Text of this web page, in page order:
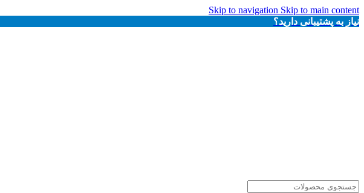
Skip to navigation Skip to main content
نیاز به پشتیبانی دارید؟